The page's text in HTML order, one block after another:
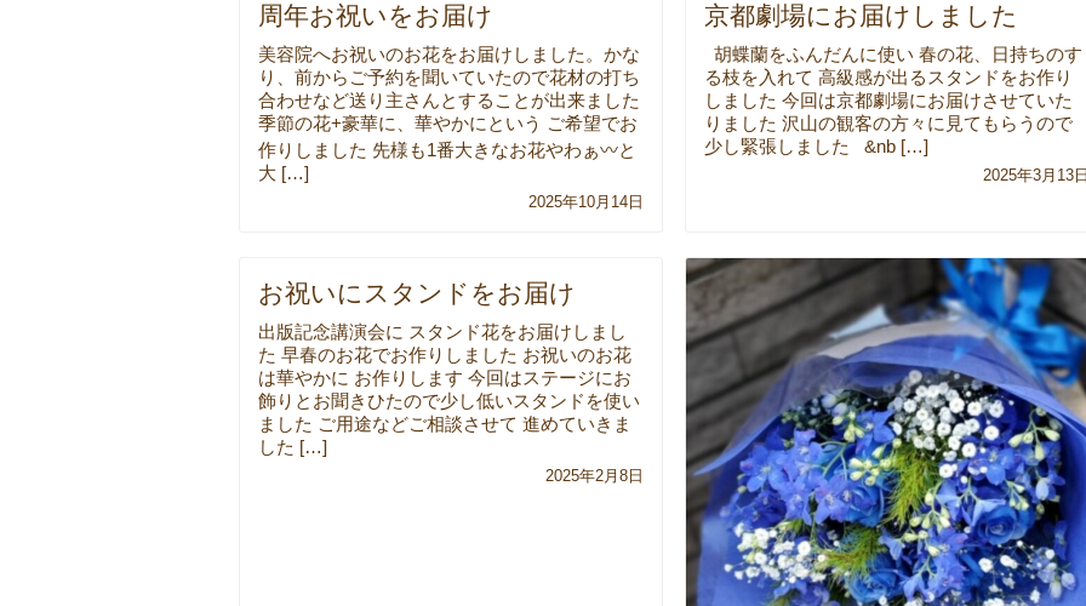
周年お祝いをお届け
美容院へお祝いのお花をお届けしました。かな
り、前からご予約を聞いていたので花材の打ち
合わせなど送り主さんとすることが出来ました
季節の花+豪華に、華やかにという ご希望でお
作りしました 先様も1番大きなお花やわぁ〰️と
大 […]
2025年10月14日
京都劇場にお届けしました
胡蝶蘭をふんだんに使い 春の花、日持ちのす
る枝を入れて 高級感が出るスタンドをお作り
しました 今回は京都劇場にお届けさせていた
りました 沢山の観客の方々に見てもらうので
少し緊張しました &nb […]
2025年3月13
お祝いにスタンドをお届け
出版記念講演会に スタンド花をお届けしまし
た 早春のお花でお作りしました お祝いのお花
は華やかに お作りします 今回はステージにお
飾りとお聞きひたので少し低いスタンドを使い
ました ご用途などご相談させて 進めていきま
した […]
2025年2月8日